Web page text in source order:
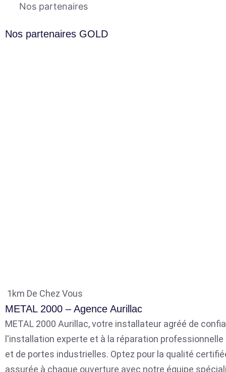
Nos partenaires
Nos partenaires GOLD
1km De Chez Vous
METAL 2000 – Agence Aurillac
METAL 2000 Aurillac, votre installateur agréé de
l'installation experte et à la réparation
et de portes industrielles. Optez pour la qualité
assurée à chaque ouverture avec notre équipe